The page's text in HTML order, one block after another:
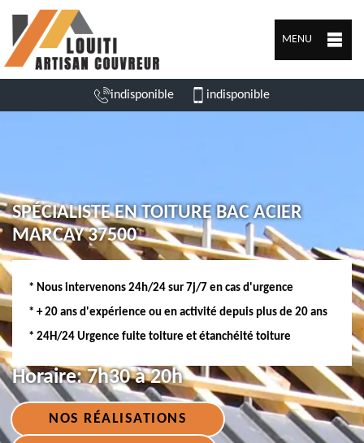
MENU
indisponible indisponible
SPÉCIALISTE EN TOITURE BAC ACIER
MARCAY 37500
* Nous intervenons 24h/24 sur 7j/7 en cas d'urgence
* + 20 ans d'expérience ou en activité depuis plus de 20 ans
* 24H/24 Urgence fuite toiture et étanchéité toiture
Horaire:7h30 à 20h
NOS RÉALISATIONS